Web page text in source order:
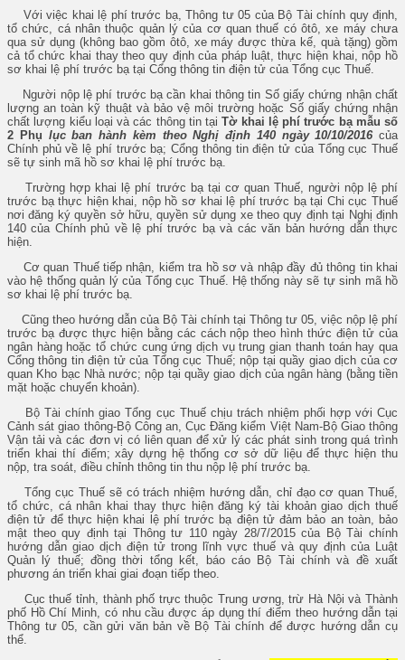
Với việc khai lệ phí trước bạ, Thông tư 05 của Bộ Tài chính quy định,
tổ chức, cá nhân thuộc quản lý của cơ quan thuế có ôtô, xe máy chưa
qua sử dụng (không bao gồm ôtô, xe máy được thừa kế, quà tặng) gồm
cả tổ chức khai thay theo quy định của pháp luật, thực hiện khai, nộp hồ
sơ khai lệ phí trước bạ tại Cổng thông tin điện tử của Tổng cục Thuế.
Người nộp lệ phí trước bạ cần khai thông tin Số giấy chứng nhận chất
lượng an toàn kỹ thuật và bảo vệ môi trường hoặc Số giấy chứng nhận
chất lượng kiểu loại và các thông tin tạiTờ khai lệ phí trước bạ mẫu số
2 Phụ lục ban hành kèm theo Nghị định 140 ngày 10/10/2016 của
Chính phủ về lệ phí trước bạ; Cổng thông tin điện tử của Tổng cục Thuế
sẽ tự sinh mã hồ sơ khai lệ phí trước bạ.
Trường hợp khai lệ phí trước bạ tại cơ quan Thuế, người nộp lệ phí
trước bạ thực hiện khai, nộp hồ sơ khai lệ phí trước bạ tại Chi cục Thuế
nơi đăng ký quyền sở hữu, quyền sử dụng xe theo quy định tại Nghị định
140 của Chính phủ về lệ phí trước bạ và các văn bản hướng dẫn thực
hiện.
Cơ quan Thuế tiếp nhận, kiểm tra hồ sơ và nhập đầy đủ thông tin khai
vào hệ thống quản lý của Tổng cục Thuế. Hệ thống này sẽ tự sinh mã hồ
sơ khai lệ phí trước bạ.
Cũng theo hướng dẫn của Bộ Tài chính tại Thông tư 05, việc nộp lệ phí
trước bạ được thực hiện bằng các cách nộp theo hình thức điện tử của
ngân hàng hoặc tổ chức cung ứng dịch vụ trung gian thanh toán hay qua
Cổng thông tin điện tử của Tổng cục Thuế; nộp tại quầy giao dịch của cơ
quan Kho bạc Nhà nước; nộp tại quầy giao dịch của ngân hàng (bằng tiền
mặt hoặc chuyển khoản).
Bộ Tài chính giao Tổng cục Thuế chịu trách nhiệm phối hợp với Cục
Cảnh sát giao thông-Bộ Công an, Cục Đăng kiểm Việt Nam-Bộ Giao thông
Vận tải và các đơn vị có liên quan để xử lý các phát sinh trong quá trình
triển khai thí điểm; xây dựng hệ thống cơ sở dữ liệu để thực hiện thu
nộp, tra soát, điều chỉnh thông tin thu nộp lệ phí trước bạ.
Tổng cục Thuế sẽ có trách nhiệm hướng dẫn, chỉ đạo cơ quan Thuế,
tổ chức, cá nhân khai thay thực hiện đăng ký tài khoản giao dịch thuế
điện tử để thực hiện khai lệ phí trước bạ điện tử đảm bảo an toàn, bảo
mật theo quy định tại Thông tư 110 ngày 28/7/2015 của Bộ Tài chính
hướng dẫn giao dịch điện tử trong lĩnh vực thuế và quy định của Luật
Quản lý thuế; đồng thời tổng kết, báo cáo Bộ Tài chính và đề xuất
phương án triển khai giai đoạn tiếp theo.
Cục thuế tỉnh, thành phố trực thuộc Trung ương, trừ Hà Nội và Thành
phố Hồ Chí Minh, có nhu cầu được áp dụng thí điểm theo hướng dẫn tại
Thông tư 05, cần gửi văn bản về Bộ Tài chính để được hướng dẫn cụ
thể.